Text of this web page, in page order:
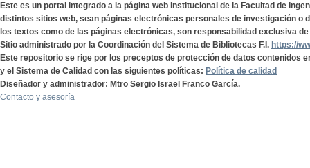
Este es un portal integrado a la página web institucional de la Facultad de
distintos sitios web, sean páginas electrónicas personales de investigación o
los textos como de las páginas electrónicas, son responsabilidad exclusiva
Sitio administrado por la Coordinación del Sistema de Bibliotecas F.I. https://
Este repositorio se rige por los preceptos de protección de datos contenidos
y el Sistema de Calidad con las siguientes políticas: Política de calidad
Diseñador y administrador: Mtro Sergio Israel Franco García.
Contacto y asesoría